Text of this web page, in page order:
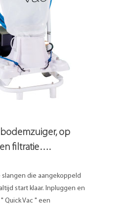
op
filtratie….
die aangekoppeld
start klaar. Inpluggen en
Quick Vac " een